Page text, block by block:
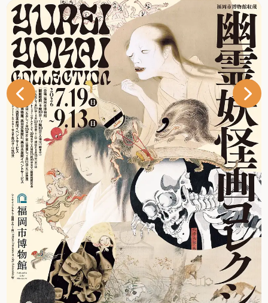
には、感染症対策の徹底もお願いいたします。 まずは，福
岡の都心から気楽に行け，夏は涼しく避暑地として人気の
「野河内渓谷」へ。 約3.2kmという長さで，遊歩道も整備
されていることから，気軽に散策できます。 滝や渕や岩の
多彩な景観を眺めながら，ちょっと汗ばむくらいの軽い運
動を楽しむのにちょうど良いスポット。 鳥のさえずりに深
い緑，綺麗な渓流のマイナスイオンを全身に浴びながら，
心も体も癒されます。 夏は水遊びも楽しめ，自然の美しさ
を体感できるスポットとして，多くの人々に親しまれてい
ます。 「野河内渓谷」所在地：福岡市早良区飯場アクセ
ス：西鉄バス停「曲淵」下車，徒歩約15分TEL：092-833-
4412 続いては，「野河内渓谷」から徒歩約30分，車で約10
分の「曲渕ダムパーク」へ。 広い駐車スペース，トイレも
完備された，曲渕ダム内の公園。 曲淵水源地の麓にあり，
春は桜，秋は紅葉を満喫できる緑豊かな公園です。見上げ
ると迫力あるダムの堤壁も圧巻です。 堤体から望む桜もと
ても美しく，癒されます。 バードウォッチングにも最適
で，天気が良い日に弁当を持参し，のんびり過ごすのもい
いですね！ 静かな公園に響き渡る沢山の鳥の声を聞きなが
ら，桜や紅葉，豊かな緑を楽しみながら，ゆっくり散歩な
んていかがでしょう。 「曲渕ダムパーク」所在地：福岡市